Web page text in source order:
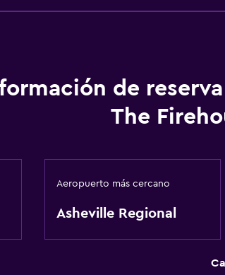
de
The
Aeropuerto más cercano
Asheville Regional